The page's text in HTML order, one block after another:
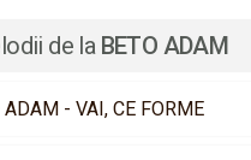
de la BETO ADAM
ADAM - VAI, CE FORME